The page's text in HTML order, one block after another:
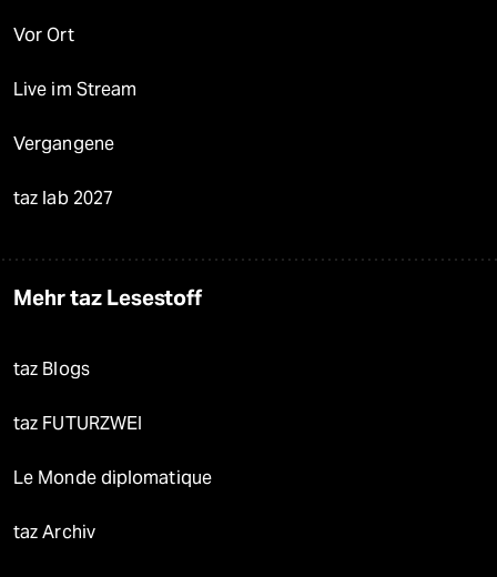
Vor Ort
Live im Stream
Vergangene
taz lab 2027
Mehr taz Lesestoff
taz Blogs
taz FUTURZWEI
Le Monde diplomatique
taz Archiv